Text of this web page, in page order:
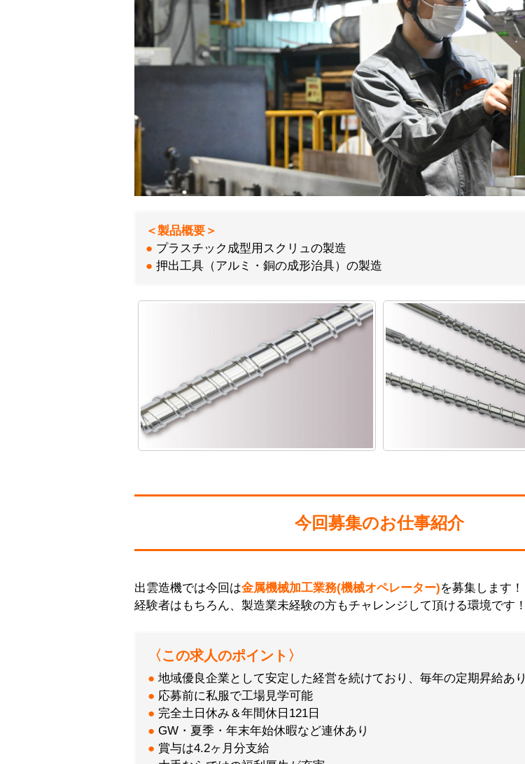
＜製品概要＞
● プラスチック成型用スクリュの製造
● 押出工具（アルミ・銅の成形治具）の製造
今回募集のお仕事紹介
出雲造機では今回は金属機械加工業務(機械オペレーター)を募集します！
経験者はもちろん、製造業未経験の方もチャレンジして頂ける環境です！
〈この求人のポイント〉
● 地域優良企業として安定した経営を続けており、毎年の定期昇給あり
● 応募前に私服で工場見学可能
● 完全土日休み＆年間休日121日
● GW・夏季・年末年始休暇など連休あり
● 賞与は4.2ヶ月分支給